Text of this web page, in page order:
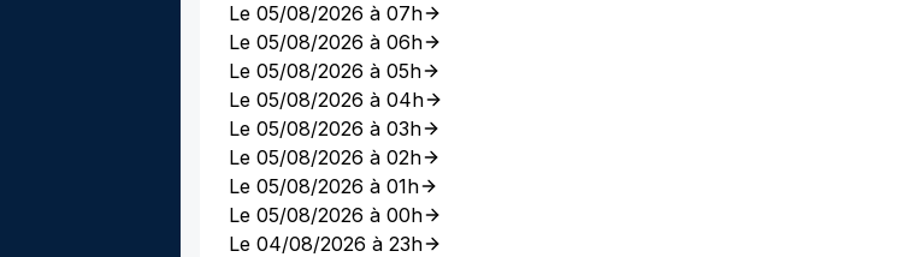
Le 05/08/2026 à 07h
Le 05/08/2026 à 06h
Le 05/08/2026 à 05h
Le 05/08/2026 à 04h
Le 05/08/2026 à 03h
Le 05/08/2026 à 02h
Le 05/08/2026 à 01h
Le 05/08/2026 à 00h
Le 04/08/2026 à 23h